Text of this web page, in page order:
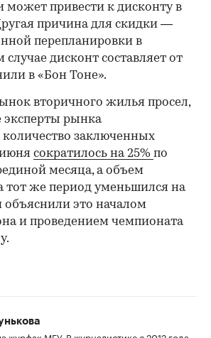
может привести к дисконту в
причина для скидки —
перепланировки в
случае дисконт составляет от
в «Бон Тоне».
вторичного жилья просел,
эксперты рынка
заключенных
сократилось на 25% по
месяца, а объем
тот же период уменьшился на
объяснили это началом
и проведением чемпионата